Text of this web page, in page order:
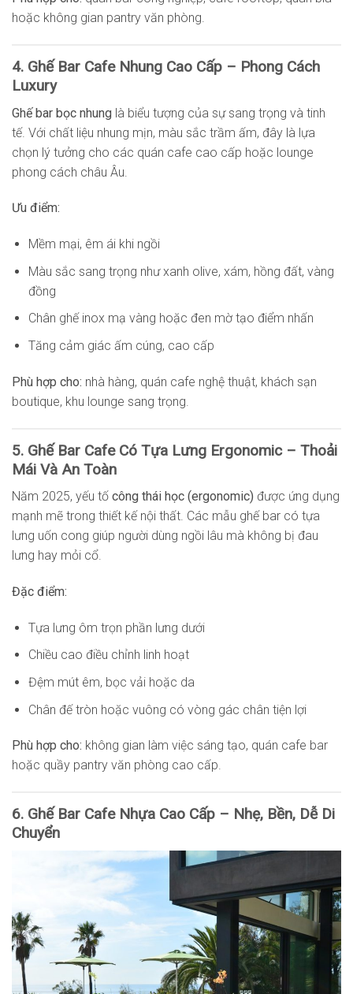
hoặc không gian pantry văn phòng.
4. Ghế Bar Cafe Nhung Cao Cấp – Phong Cách
Luxury
Ghế bar bọc nhung là biểu tượng của sự sang trọng và tinh
tế. Với chất liệu nhung mịn, màu sắc trầm ấm, đây là lựa
chọn lý tưởng cho các quán cafe cao cấp hoặc lounge
phong cách châu Âu.
Ưu điểm:
Mềm mại, êm ái khi ngồi
Màu sắc sang trọng như xanh olive, xám, hồng đất, vàng
đồng
Chân ghế inox mạ vàng hoặc đen mờ tạo điểm nhấn
Tăng cảm giác ấm cúng, cao cấp
Phù hợp cho: nhà hàng, quán cafe nghệ thuật, khách sạn
boutique, khu lounge sang trọng.
5. Ghế Bar Cafe Có Tựa Lưng Ergonomic – Thoải
Mái Và An Toàn
Năm 2025, yếu tố công thái học (ergonomic) được ứng dụng
mạnh mẽ trong thiết kế nội thất. Các mẫu ghế bar có tựa
lưng uốn cong giúp người dùng ngồi lâu mà không bị đau
lưng hay mỏi cổ.
Đặc điểm:
Tựa lưng ôm trọn phần lưng dưới
Chiều cao điều chỉnh linh hoạt
Đệm mút êm, bọc vải hoặc da
Chân đế tròn hoặc vuông có vòng gác chân tiện lợi
Phù hợp cho: không gian làm việc sáng tạo, quán cafe bar
hoặc quầy pantry văn phòng cao cấp.
6. Ghế Bar Cafe Nhựa Cao Cấp – Nhẹ, Bền, Dễ Di
Chuyển